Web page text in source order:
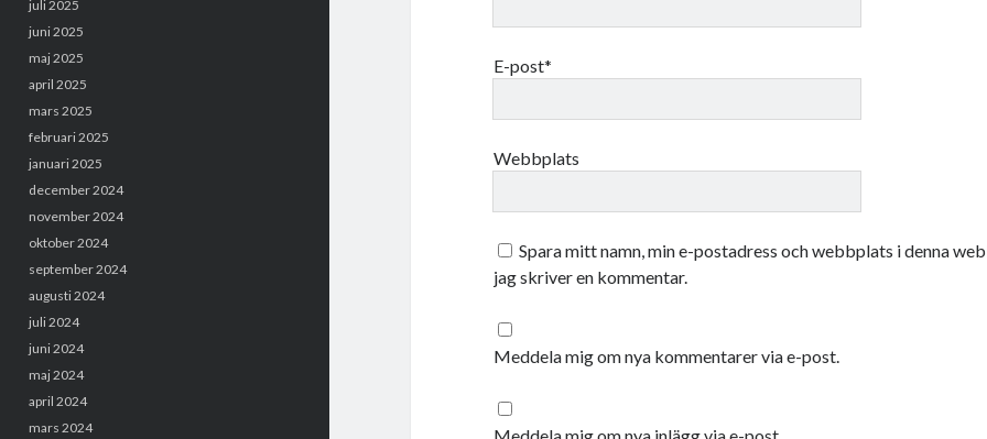
juli 2025
juni 2025
maj 2025
april 2025
mars 2025
februari 2025
januari 2025
december 2024
november 2024
oktober 2024
september 2024
augusti 2024
juli 2024
juni 2024
maj 2024
april 2024
mars 2024
E-post*
Webbplats
Spara mitt namn, min e-postadress och webbplats i denna
jag skriver en kommentar.
Meddela mig om nya kommentarer via e-post.